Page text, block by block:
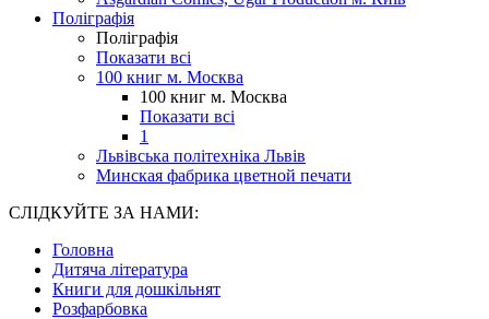
Поліграфія
Поліграфія
Показати всі
100 книг м. Москва
100 книг м. Москва
Показати всі
1
Львівська політехніка Львів
Минская фабрика цветной печати
СЛІДКУЙТЕ ЗА НАМИ:
Головна
Дитяча література
Книги для дошкільнят
Розфарбовка